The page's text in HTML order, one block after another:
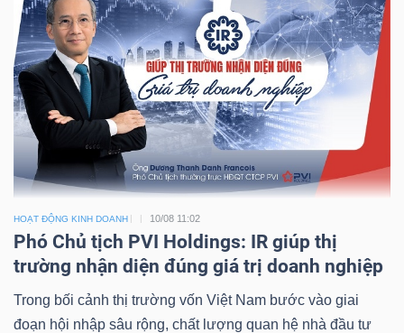
HOẠT ĐỘNG KINH DOANH 10/08 11:02
Phó Chủ tịch PVI Holdings: IR giúp thị
trường nhận diện đúng giá trị doanh nghiệp
Trong bối cảnh thị trường vốn Việt Nam bước vào giai
đoạn hội nhập sâu rộng, chất lượng quan hệ nhà đầu tư